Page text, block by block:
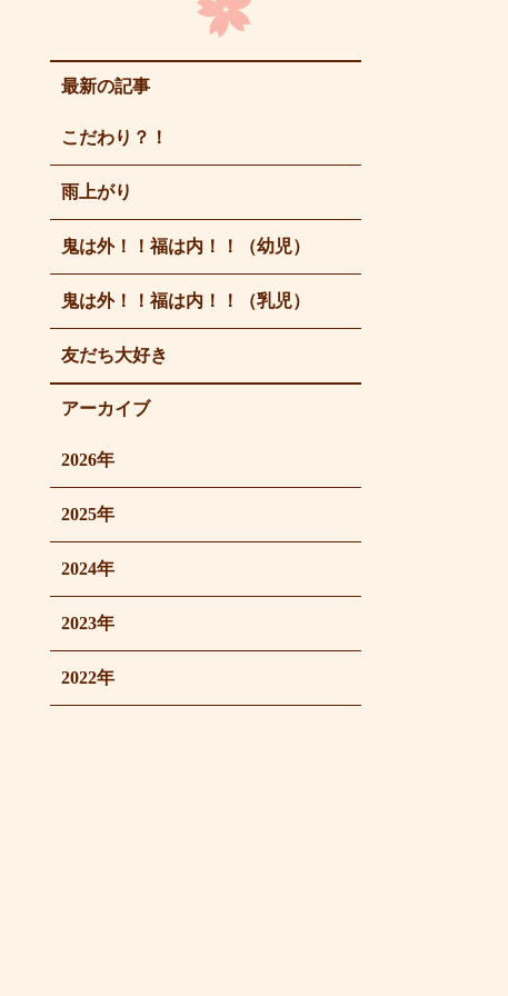
最新の記事
こだわり？！
雨上がり
鬼は外！！福は内！！（幼児）
鬼は外！！福は内！！（乳児）
友だち大好き
アーカイブ
2026年
2025年
2024年
2023年
2022年